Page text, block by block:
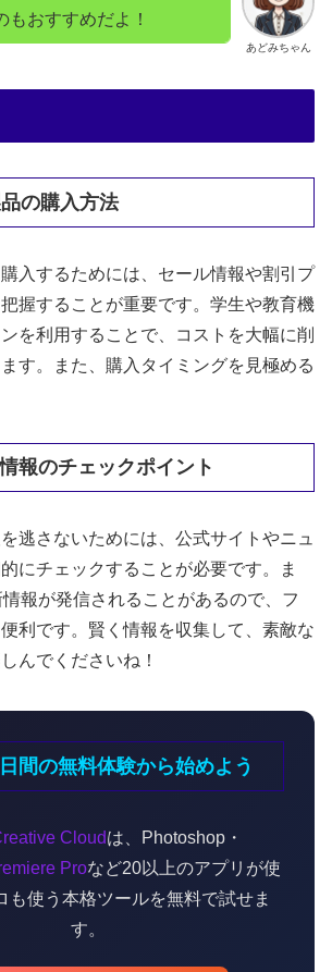
あどみちゃん
もおすすめだよ！
の購入方法
入するためには、セール情報や割引プ
握することが重要です。学生や教育機
を利用することで、コストを大幅に削
す。また、購入タイミングを見極める
報のチェックポイント
逃さないためには、公式サイトやニュ
にチェックすることが必要です。ま
報が発信されることがあるので、フ
利です。賢く情報を収集して、素敵な
んでくださいね！
間の無料体験から始めよう
Cloudは、Photoshop・
Proなど20以上のアプリが使
も使う本格ツールを無料で試せま
す。